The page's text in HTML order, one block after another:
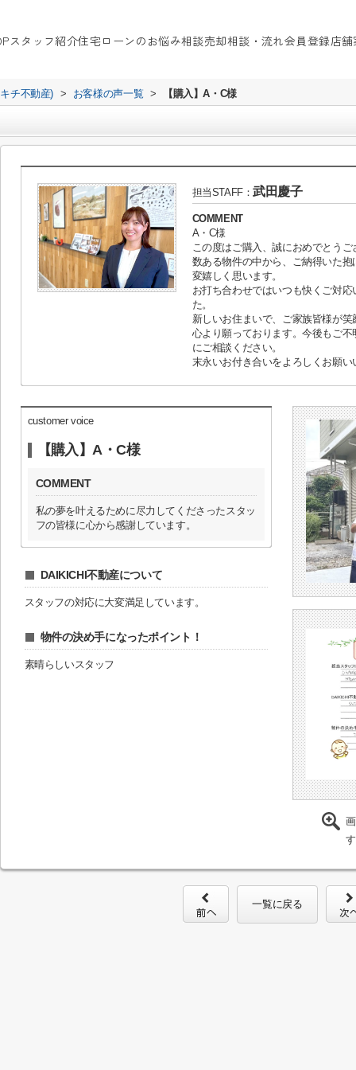
スタッフ紹介住宅ローンのお悩み相談売却相談・流れ会員登録店
チ不動産) > お客様の声一覧 > 【購入】A・C様
担当STAFF：武田慶子
COMMENT
A・C様
この度はご購入、誠におめでとうご
数ある物件の中から、ご納得いた
変嬉しく思います。
お打ち合わせではいつも快くご対
た。
新しいお住まいで、ご家族皆様が
心より願っております。今後もご
にご相談ください。
末永いお付き合いをよろしくお願い
customer voice
【購入】A・C様
COMMENT
私の夢を叶えるために尽力してくださったスタッ
フの皆様に心から感謝しています。
DAIKICHI不動産について
スタッフの対応に大変満足しています。
物件の決め手になったポイント！
素晴らしいスタッフ
一覧に戻る